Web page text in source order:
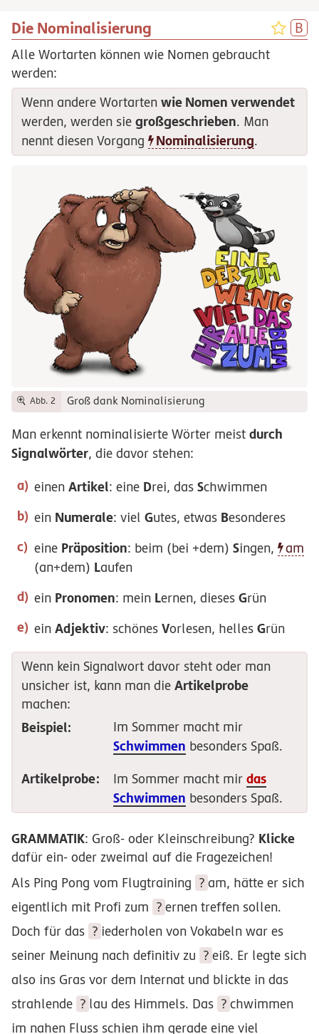
Die Nominalisierung
Alle Wortarten können wie Nomen gebraucht
werden:
Wenn andere Wortarten wie Nomen verwendet
werden, werden sie großgeschrieben. Man
nennt diesen Vorgang
Nominalisierung.
Abb. 2 Groß dank Nominalisierung
Man erkennt nominalisierte Wörter meist durch
Signalwörter, die davor stehen:
einen Artikel: eine Drei, das Schwimmen
ein Numerale: viel Gutes, etwas Besonderes
eine Präposition: beim (bei +dem) Singen,
am
(an+dem) Laufen
ein Pronomen: mein Lernen, dieses Grün
ein Adjektiv: schönes Vorlesen, helles Grün
Wenn kein Signalwort davor steht oder man
unsicher ist, kann man die Artikelprobe
machen:
Beispiel: Im Sommer macht mir
Schwimmen besonders Spaß.
Artikelprobe: Im Sommer macht mir das
Schwimmen besonders Spaß.
GRAMMATIK: Groß- oder Kleinschreibung? Klicke
dafür ein- oder zweimal auf die Fragezeichen!
Als Ping Pong vom Flugtraining ? am, hätte er sich
eigentlich mit Profi zum ? ernen treffen sollen.
Doch für das ? iederholen von Vokabeln war es
seiner Meinung nach definitiv zu ? eiß. Er legte sich
also ins Gras vor dem Internat und blickte in das
strahlende ? lau des Himmels. Das ? chwimmen
im nahen Fluss schien ihm gerade eine viel